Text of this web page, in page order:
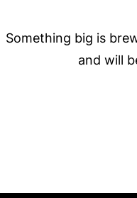
Something big is
and will